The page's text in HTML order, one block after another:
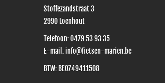
Stoffezandstraat 3
2990 Loenhout
Telefoon:0479 53 93 35
E-mail: info@fietsen-marien.be
BTW: BE0749411508